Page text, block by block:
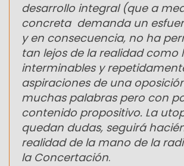
desarrollo integral (que a
concreta demanda un
y en consecuencia, no ha
tan lejos de la realidad como
interminables y
aspiraciones de una
muchas palabras pero con
contenido propositivo. La
quedan dudas, seguirá
realidad de la mano de la
la Concertación.